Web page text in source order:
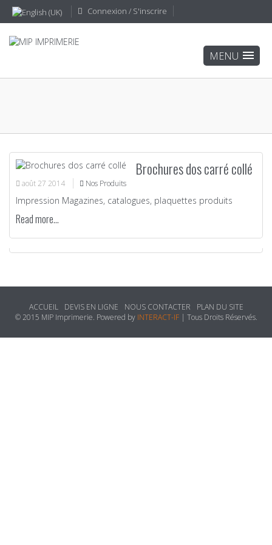
Connexion / S'inscrire
Brochures dos carré collé
août 27 2014 Nos Produits
Impression Magazines, catalogues, plaquettes produits
Read more...
ACCUEIL DEVIS EN LIGNE NOUS CONTACTER
PLAN DU SITE
© 2015 MIP Imprimerie. Powered by INTERACT-IF| Tous Droits Réservés.